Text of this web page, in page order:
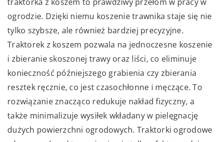
traktorka z koszem to prawdziwy przełom w pracy w
ogrodzie. Dzięki niemu koszenie trawnika staje się nie
tylko szybsze, ale również bardziej precyzyjne.
Traktorek z koszem pozwala na jednoczesne koszenie
i zbieranie skoszonej trawy oraz liści, co eliminuje
konieczność późniejszego grabienia czy zbierania
resztek ręcznie, co jest czasochłonne i męczące. To
rozwiązanie znacząco redukuje nakład fizyczny, a
także minimalizuje wysiłek wkładany w pielęgnację
dużych powierzchni ogrodowych. Traktorki ogrodowe